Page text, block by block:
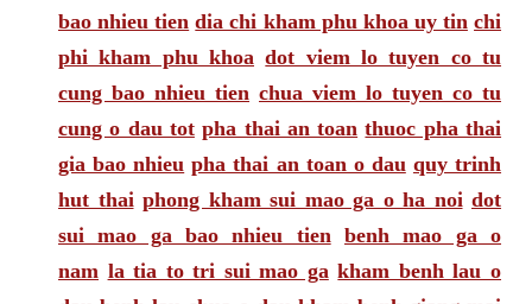
bao nhieu tien dia chi kham phu khoa uy tin chi
phi kham phu khoa dot viem lo tuyen co tu
cung bao nhieu tien chua viem lo tuyen co tu
cung o dau tot pha thai an toan thuoc pha thai
gia bao nhieu pha thai an toan o dau quy trinh
hut thai phong kham sui mao ga o ha noi dot
sui mao ga bao nhieu tien benh mao ga o
nam la tia to tri sui mao ga kham benh lau o